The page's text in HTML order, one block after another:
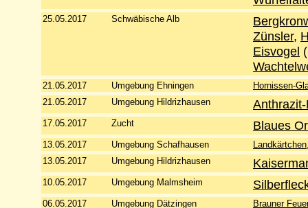
25.05.2017 Schwäbische Alb
Zünsler,
Eisvogel
21.05.2017 Umgebung Ehningen
Hornissen-
21.05.2017
Umgebung Hildrizhausen
17.05.2017 Zucht Blaues
13.05.2017 Umgebung Schafhausen Landkärtchen
13.05.2017
Umgebung Hildrizhausen
10.05.2017 Umgebung Malmsheim
06.05.2017 Umgebung Dätzingen
Brauner